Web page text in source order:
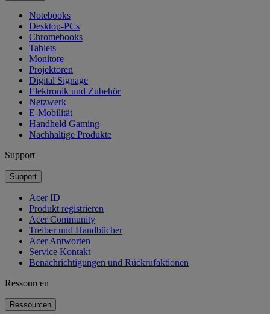
Notebooks
Desktop-PCs
Chromebooks
Tablets
Monitore
Projektoren
Digital Signage
Elektronik und Zubehör
Netzwerk
E-Mobilität
Handheld Gaming
Nachhaltige Produkte
Support
Support
Acer ID
Produkt registrieren
Acer Community
Treiber und Handbücher
Acer Antworten
Service Kontakt
Benachrichtigungen und Rückrufaktionen
Ressourcen
Ressourcen